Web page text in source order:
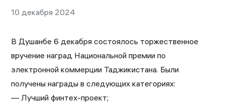
10 декабря 2024
В Душанбе 6 декабря состоялось торжественное
вручение наград Национальной премии по
электронной коммерции Таджикистана. Были
получены награды в следующих категориях:
— Лучший финтех-проект;